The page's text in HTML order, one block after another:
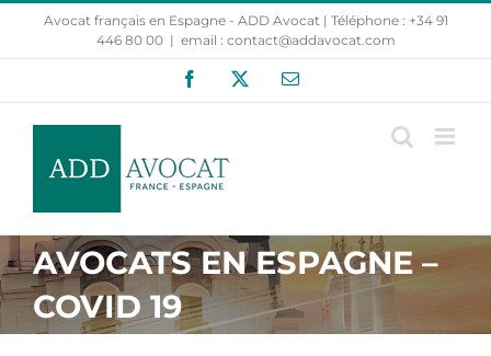
Passer
contenu
Avocat français en Espagne - ADD Avocat | Téléphone : +34 91
446 80 00 | email : contact@addavocat.com
Facebook Email
AVOCATS EN ESPAGNE –
COVID 19